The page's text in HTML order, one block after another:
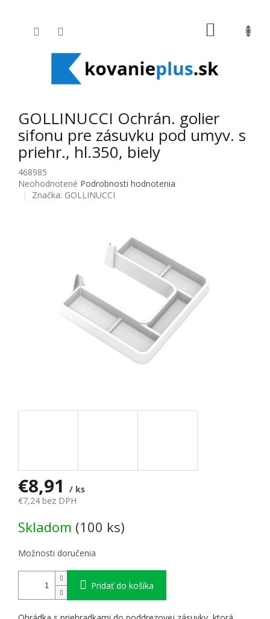
GOLLINUCCI Ochrán. golier
sifonu pre zásuvku pod umyv. s
priehr., hl.350, biely
468985
Priemerné hodnotenie produktu je 0,0 z 5 hviezdičiek.
Neohodnotené Podrobnosti hodnotenia
Značka: GOLLINUCCI
€8,91
/ ks
€7,24 bez DPH
Skladom (100 ks)
Možnosti doručenia
Pridať do košíka